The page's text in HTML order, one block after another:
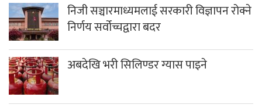
निजी सञ्चारमाध्यमलाई सरकारी विज्ञापन रोक्ने
निर्णय सर्वोच्चद्वारा बदर
अबदेखि भरी सिलिण्डर ग्यास पाइने